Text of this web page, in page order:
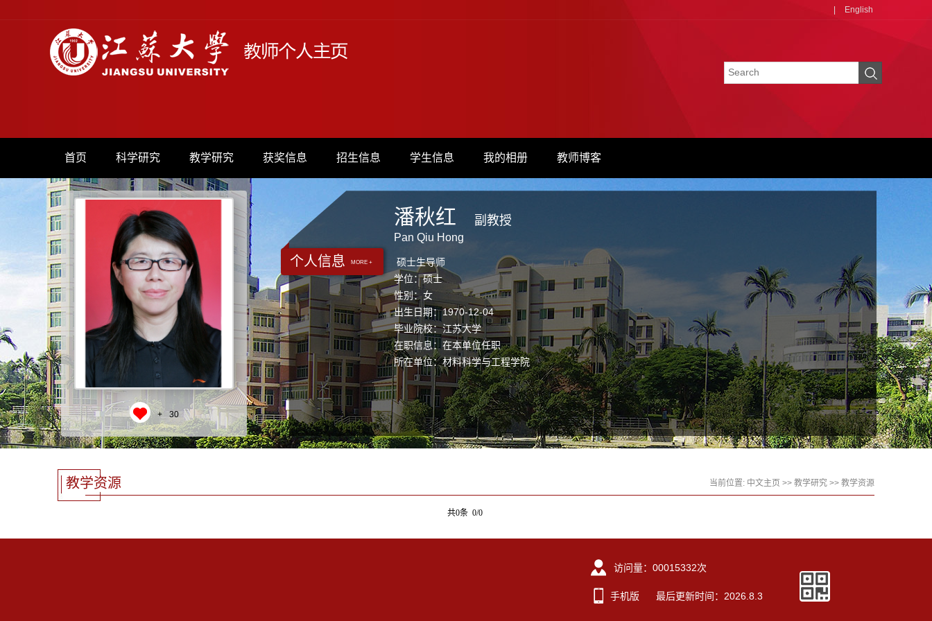
English
首页 科学研究 教学研究 获奖信息 招生信息 学生信息 我的相册 教师博客
+ 30
个人信息 MORE +
潘秋红
Pan Qiu Hong
副教授
硕士生导师
学位：硕士
性别：女
出生日期：1970-12-04
毕业院校：江苏大学
在职信息：在本单位任职
所在单位：材料科学与工程学院
教学资源 当前位置: 中文主页 >> 教学研究 >> 教学资源
共0条 0/0
访问量： 00015332次
手机版 最后更新时间： 2026 8 3